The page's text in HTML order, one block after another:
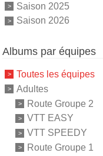
Saison 2025
Saison 2026
Albums par équipes
Toutes les équipes
Adultes
Route Groupe 2
VTT EASY
VTT SPEEDY
Route Groupe 1